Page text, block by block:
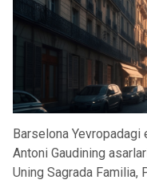
Barselona Yevropadagi
Antoni Gaudining
Uning Sagrada Familia,